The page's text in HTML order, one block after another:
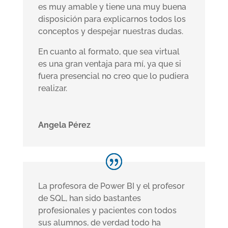
es muy amable y tiene una muy buena
disposición para explicarnos todos los
conceptos y despejar nuestras dudas.
En cuanto al formato, que sea virtual
es una gran ventaja para mí, ya que si
fuera presencial no creo que lo pudiera
realizar.
Angela Pérez
La profesora de Power BI y el profesor
de SQL, han sido bastantes
profesionales y pacientes con todos
sus alumnos, de verdad todo ha